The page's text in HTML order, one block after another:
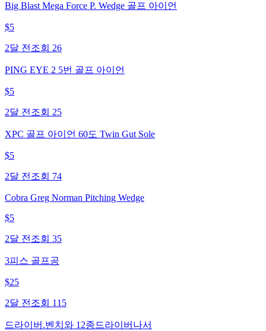
Big Blast Mega Force P. Wedge 골프 아이언
$5
2달 전 조회 26
PING EYE 2 5번 골프 아이언
$5
2달 전 조회 25
XPC 골프 아이언 60도 Twin Gut Sole
$5
2달 전 조회 74
Cobra Greg Norman Pitching Wedge
$5
2달 전 조회 35
3피스 골프공
$25
2달 전 조회 115
드라이버.벤치와 12종드라이버나서